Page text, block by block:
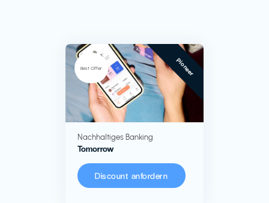
Best Offer Pioneer
Nachhaltiges Banking
Tomorrow
Discount anfordern